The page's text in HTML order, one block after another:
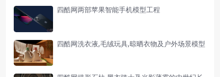
四酷网两部苹果智能手机模型工程
四酷网洗衣液,毛绒玩具,晾晒衣物及户外场景模型